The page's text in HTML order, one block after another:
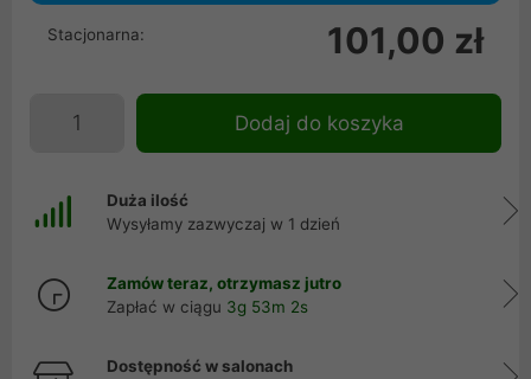
Stacjonarna: 101,00 zł
Dodaj do koszyka
Duża ilość
Wysyłamy zazwyczaj w 1 dzień
Zamów teraz, otrzymasz jutro
Zapłać w ciągu 3g 53m 2s
Dostępność w salonach